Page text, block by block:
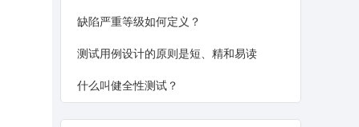
缺陷严重等级如何定义？
测试用例设计的原则是短、精和易读
什么叫健全性测试？